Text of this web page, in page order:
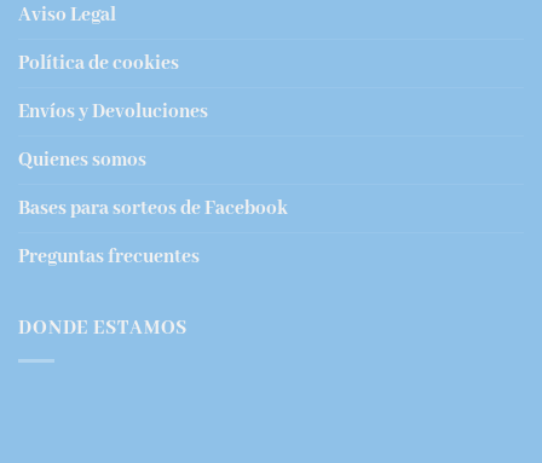
Aviso Legal
Política de cookies
Envíos y Devoluciones
Quienes somos
Bases para sorteos de Facebook
Preguntas frecuentes
DONDE ESTAMOS